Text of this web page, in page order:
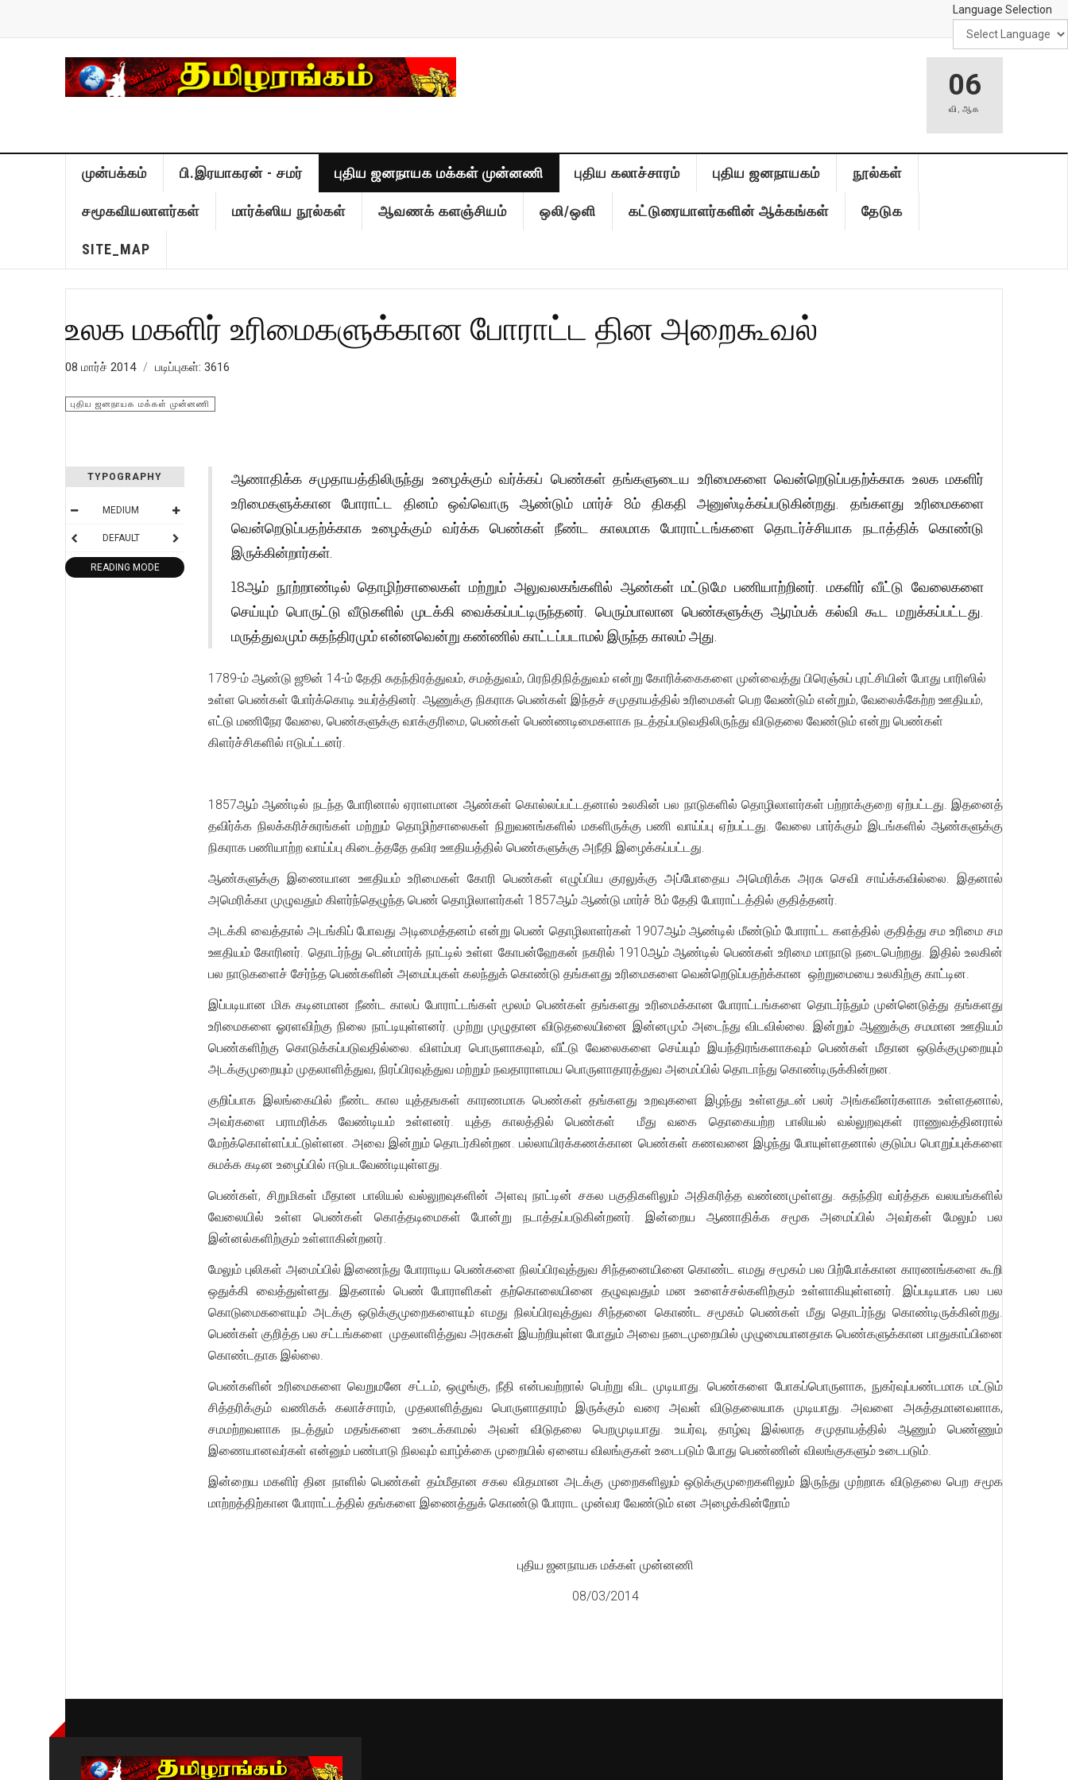
Language Selection
06
வி ,ஆக
முன்பக்கம் பி.இரயாகரன் - சமர் புதிய ஜனநாயக மக்கள் முன்னணி புதிய கலாச்சாரம் புதிய ஜனநாயகம் நூல்கள்
சமூகவியலாளர்கள் மார்க்ஸிய நூல்கள் ஆவணக் களஞ்சியம் ஒலி/ஒளி கட்டுரையாளர்களின் ஆக்கங்கள் தேடுக
SITE_MAP
உலக மகளிர் உரிமைகளுக்கான போராட்ட தின அறைகூவல்
08 மார்ச் 2014 படிப்புகள்: 3616
புதிய ஜனநாயக மக்கள் முன்னணி
TYPOGRAPHY
MEDIUM
DEFAULT
READING MODE
ஆணாதிக்க சமுதாயத்திலிருந்து உழைக்கும் வர்க்கப் பெண்கள் தங்களுடைய உரிமைகளை வென்றெடுப்பதற்க்காக உலக மகளிர்
உரிமைகளுக்கான போராட்ட தினம் ஒவ்வொரு ஆண்டும் மார்ச் 8ம் திகதி அனுஸ்டிக்கப்படுகின்றது. தங்களது உரிமைகளை
வென்றெடுப்பதற்க்காக உழைக்கும் வர்க்க பெண்கள் நீண்ட காலமாக போராட்டங்களை தொடர்ச்சியாக நடாத்திக் கொண்டு
இருக்கின்றார்கள்.
18ஆம் நூற்றாண்டில் தொழிற்சாலைகள் மற்றும் அலுவலகங்களில் ஆண்கள் மட்டுமே பணியாற்றினர். மகளிர் வீட்டு வேலைகளை
செய்யும் பொருட்டு வீடுகளில் முடக்கி வைக்கப்பட்டிருந்தனர். பெரும்பாலான பெண்களுக்கு ஆரம்பக் கல்வி கூட மறுக்கப்பட்டது.
மருத்துவமும் சுதந்திரமும் என்னவென்று கண்ணில் காட்டப்படாமல் இருந்த காலம் அது.
1789-ம் ஆண்டு ஜூன் 14-ம் தேதி சுதந்திரத்துவம், சமத்துவம், பிரநிதிநித்துவம் என்று கோரிக்கைகளை முன்வைத்து பிரெஞ்சுப் புரட்சியின் போது பாரிஸில்
உள்ள பெண்கள் போர்க்கொடி உயர்த்தினர். ஆணுக்கு நிகராக பெண்கள் இந்தச் சமுதாயத்தில் உரிமைகள் பெற வேண்டும் என்றும், வேலைக்கேற்ற ஊதியம்,
எட்டு மணிநேர வேலை, பெண்களுக்கு வாக்குரிமை, பெண்கள் பெண்ணடிமைகளாக நடத்தப்படுவதிலிருந்து விடுதலை வேண்டும் என்று பெண்கள்
கிளர்ச்சிகளில் ஈடுபட்டனர்.
1857ஆம் ஆண்டில் நடந்த போரினால் ஏராளமான ஆண்கள் கொல்லப்பட்டதனால் உலகின் பல நாடுகளில் தொழிலாளர்கள் பற்றாக்குறை ஏற்பட்டது. இதனைத்
தவிர்க்க நிலக்கரிச்சுரங்கள் மற்றும் தொழிற்சாலைகள் நிறுவனங்களில் மகளிருக்கு பணி வாய்ப்பு ஏற்பட்டது. வேலை பார்க்கும் இடங்களில் ஆண்களுக்கு
நிகராக பணியாற்ற வாய்ப்பு கிடைத்ததே தவிர ஊதியத்தில் பெண்களுக்கு அநீதி இழைக்கப்பட்டது.
ஆண்களுக்கு இணையான ஊதியம் உரிமைகள் கோரி பெண்கள் எழுப்பிய குரலுக்கு அப்போதைய அமெரிக்க அரசு செவி சாய்க்கவில்லை. இதனால்
அமெரிக்கா முழுவதும் கிளர்ந்தெழுந்த பெண் தொழிலாளர்கள் 1857ஆம் ஆண்டு மார்ச் 8ம் தேதி போராட்டத்தில் குதித்தனர்.
அடக்கி வைத்தால் அடங்கிப் போவது அடிமைத்தனம் என்று பெண் தொழிலாளர்கள் 1907ஆம் ஆண்டில் மீண்டும் போராட்ட களத்தில் குதித்து சம உரிமை சம
ஊதியம் கோரினர். தொடர்ந்து டென்மார்க் நாட்டில் உள்ள கோபன்ஹேகன் நகரில் 1910ஆம் ஆண்டில் பெண்கள் உரிமை மாநாடு நடைபெற்றது. இதில் உலகின்
பல நாடுகளைச் சேர்ந்த பெண்களின் அமைப்புகள் கலந்துக் கொண்டு தங்களது உரிமைகளை வென்றெடுப்பதற்க்கான ஒற்றுமையை உலகிற்கு காட்டின.
இப்படியான மிக கடினமான நீண்ட காலப் போராட்டங்கள் மூலம் பெண்கள் தங்களது உரிமைக்கான போராட்டங்களை தொடர்ந்தும் முன்னெடுத்து தங்களது
உரிமைகளை ஓரளவிற்கு நிலை நாட்டியுள்ளனர். முற்று முழுதான விடுதலையினை இன்னமும் அடைந்து விடவில்லை. இன்றும் ஆணுக்கு சமமான ஊதியம்
பெண்களிற்கு கொடுக்கப்படுவதில்லை. விளம்பர பொருளாகவும், வீட்டு வேலைகளை செய்யும் இயந்திரங்களாகவும் பெண்கள் மீதான ஒடுக்குமுறையும்
அடக்குமுறையும் முதலாளித்துவ, நிரப்பிரவுத்துவ மற்றும் நவதாராளமய பொருளாதாரத்துவ அமைப்பில் தொடாந்து கொண்டிருக்கின்றன.
குறிப்பாக இலங்கையில் நீண்ட கால யுத்தஙகள் காரணமாக பெண்கள் தங்களது உறவுகளை இழந்து உள்ளதுடன் பலர் அங்கவீனர்களாக உள்ளதனால்,
அவர்களை பராமரிக்க வேண்டியம் உள்ளனர். யுத்த காலத்தில் பெண்கள் மீது வகை தொகையற்ற பாலியல் வல்லுறவுகள் ராணுவத்தினரால்
மேற்க்கொள்ளப்பட்டுள்ளன. அவை இன்றும் தொடர்கின்றன. பல்லாயிரக்கணக்கான பெண்கள் கணவனை இழந்து போயுள்ளதனால் குடும்ப பொறுப்புக்களை
சுமக்க கடின உழைப்பில் ஈடுபடவேண்டியுள்ளது.
பெண்கள், சிறுமிகள் மீதான பாலியல் வல்லுறவுகளின் அளவு நாட்டின் சகல பகுதிகளிலும் அதிகரித்த வண்ணமுள்ளது. சுதந்திர வர்த்தக வலயங்களில்
வேலையில் உள்ள பெண்கள் கொத்தடிமைகள் போன்று நடாத்தப்படுகின்றனர். இன்றைய ஆணாதிக்க சமூக அமைப்பில் அவர்கள் மேலும் பல
இன்னல்களிற்கும் உள்ளாகின்றனர்.
மேலும் புலிகள் அமைப்பில் இணைந்து போராடிய பெண்களை நிலப்பிரவுத்துவ சிந்தனையினை கொண்ட எமது சமூகம் பல பிற்போக்கான காரணங்களை கூறி
ஒதுக்கி வைத்துள்ளது. இதனால் பெண் போராளிகள் தற்கொலையினை தழுவுவதும் மன உளைச்சல்களிற்கும் உள்ளாகியுள்ளனர். இப்படியாக பல பல
கொடுமைகளையும் அடக்கு ஒடுக்குமுறைகளையும் எமது நிலப்பிரவுத்துவ சிந்தனை கொண்ட சமூகம் பெண்கள் மீது தொடர்ந்து கொண்டிருக்கின்றது.
பெண்கள் குறித்த பல சட்டங்களை முதலாளித்துவ அரசுகள் இயற்றியுள்ள போதும் அவை நடைமுறையில் முழுமையானதாக பெண்களுக்கான பாதுகாப்பினை
கொண்டதாக இல்லை.
பெண்களின் உரிமைகளை வெறுமனே சட்டம், ஒழுங்கு, நீதி என்பவற்றால் பெற்று விட முடியாது. பெண்களை போகப்பொருளாக, நுகர்வுப்பண்டமாக மட்டும்
சித்தரிக்கும் வணிகக் கலாச்சாரம், முதலாளித்துவ பொருளாதாரம் இருக்கும் வரை அவள் விடுதலையாக முடியாது. அவளை அசுத்தமானவளாக,
சமமற்றவளாக நடத்தும் மதங்களை உடைக்காமல் அவள் விடுதலை பெறமுடியாது. உயர்வு, தாழ்வு இல்லாத சமுதாயத்தில் ஆணும் பெண்ணும்
இணையானவர்கள் என்னும் பண்பாடு நிலவும் வாழ்க்கை முறையில் ஏனைய விலங்குகள் உடைபடும் போது பெண்ணின் விலங்குகளும் உடைபடும்.
இன்றைய மகளிர் தின நாளில் பெண்கள் தம்மீதான சகல விதமான அடக்கு முறைகளிலும் ஒடுக்குமுறைகளிலும் இருந்து முற்றாக விடுதலை பெற சமூக
மாற்றத்திற்கான போராட்டத்தில் தங்களை இணைத்துக் கொண்டு போராட முன்வர வேண்டும் என அழைக்கின்றோம்
புதிய ஜனநாயக மக்கள் முன்னணி
08/03/2014